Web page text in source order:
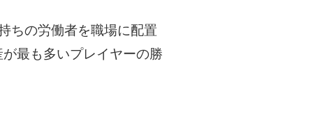
ちの労働者を職場に配置
最も多いプレイヤーの勝